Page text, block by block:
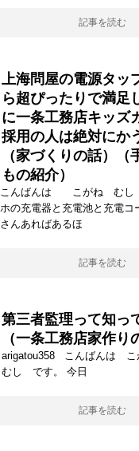
記事を読む
上海問屋の電源タッ
ら超ぴったりで満足
に一条工務店キッズ
採用の人は絶対にか
（家づくりの話）（
もの紹介）
こんばんは こがね むし
ホの充電器と充電池と充電コ
さんあればあるほ
記事を読む
第三者監理って知っ
（一条工務店家作り
arigatou358 こんばんは
むし です。 今日
記事を読む